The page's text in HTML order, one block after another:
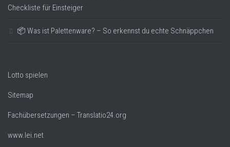
Checkliste für Einsteiger
📦 Was ist Palettenware? – So erkennst du echte Schnäppchen
Lotto spielen
Sitemap
Fachübersetzungen – Translatio24.org
www.lei.net